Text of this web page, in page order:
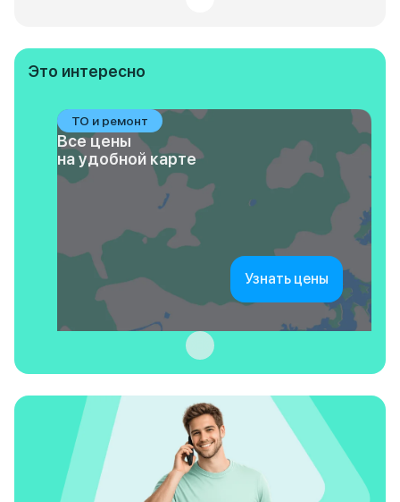
Это интересно
ТО и ремонт
Все цены
на удобной карте
Узнать цены